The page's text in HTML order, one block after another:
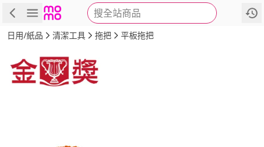
搜全站商品
商品 評價 詳情
日用/紙品 清潔工具 拖把 平板拖把